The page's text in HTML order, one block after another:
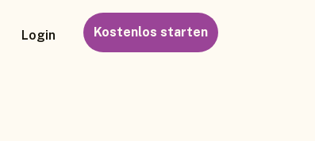
Login Kostenlos starten